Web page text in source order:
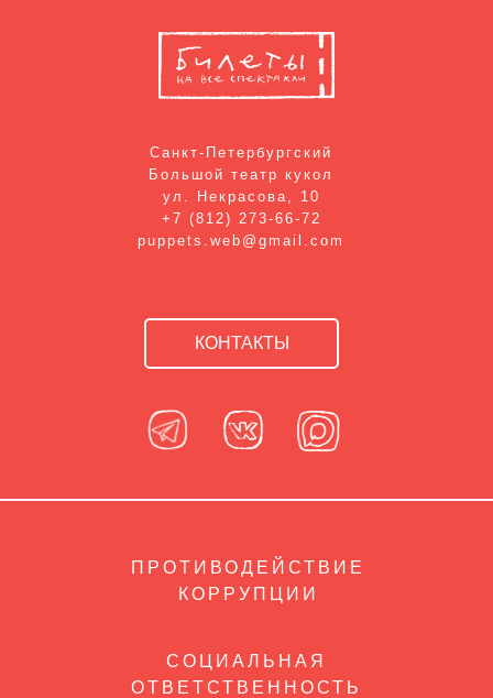
ПРОТИВОДЕЙСТВИЕ
КОРРУПЦИИ
СОЦИАЛЬНАЯ
ОТВЕТСТВЕННОСТЬ
КОНТАКТЫ
Санкт-Петербургский
Большой театр кукол
ул. Некрасова, 10
+7 (812) 273-66-72
puppets.web@gmail.com